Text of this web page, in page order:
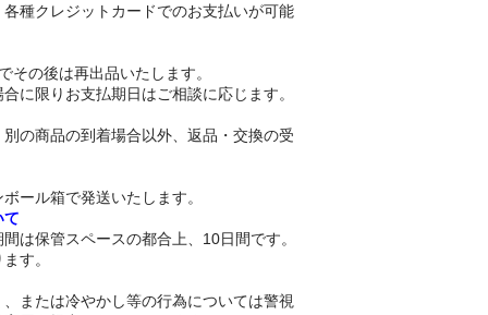
種クレジットカードでのお支払いが可能
その後は再出品いたします。
に限りお支払期日はご相談に応じます。
の商品の到着場合以外、返品・交換の受
ール箱で発送いたします。
て
は保管スペースの都合上、10日間です。
す。
または冷やかし等の行為については警視